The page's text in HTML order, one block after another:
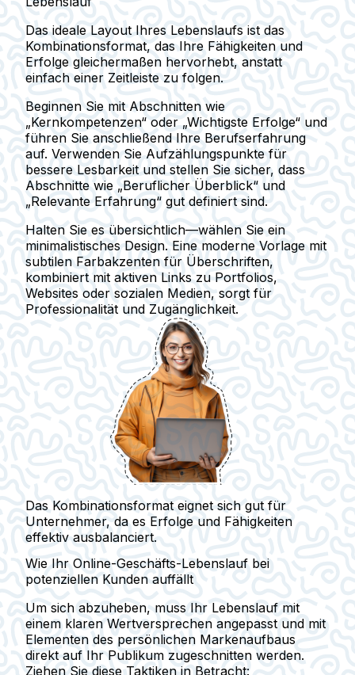
Das ideale Layout Ihres Lebenslaufs ist das
Kombinationsformat, das Ihre Fähigkeiten und
Erfolge gleichermaßen hervorhebt, anstatt
einfach einer Zeitleiste zu folgen.
Beginnen Sie mit Abschnitten wie
„Kernkompetenzen“ oder „Wichtigste Erfolge“ und
führen Sie anschließend Ihre Berufserfahrung
auf. Verwenden Sie Aufzählungspunkte für
bessere Lesbarkeit und stellen Sie sicher, dass
Abschnitte wie „Beruflicher Überblick“ und
„Relevante Erfahrung“ gut definiert sind.
Halten Sie es übersichtlich—wählen Sie ein
minimalistisches Design. Eine moderne Vorlage mit
subtilen Farbakzenten für Überschriften,
kombiniert mit aktiven Links zu Portfolios,
Websites oder sozialen Medien, sorgt für
Professionalität und Zugänglichkeit.
Das Kombinationsformat eignet sich gut für
Unternehmer, da es Erfolge und Fähigkeiten
effektiv ausbalanciert.
Wie Ihr Online-Geschäfts-Lebenslauf bei
potenziellen Kunden auffällt
Um sich abzuheben, muss Ihr Lebenslauf mit
einem klaren Wertversprechen angepasst und mit
Elementen des persönlichen Markenaufbaus
direkt auf Ihr Publikum zugeschnitten werden.
Ziehen Sie diese Taktiken in Betracht: